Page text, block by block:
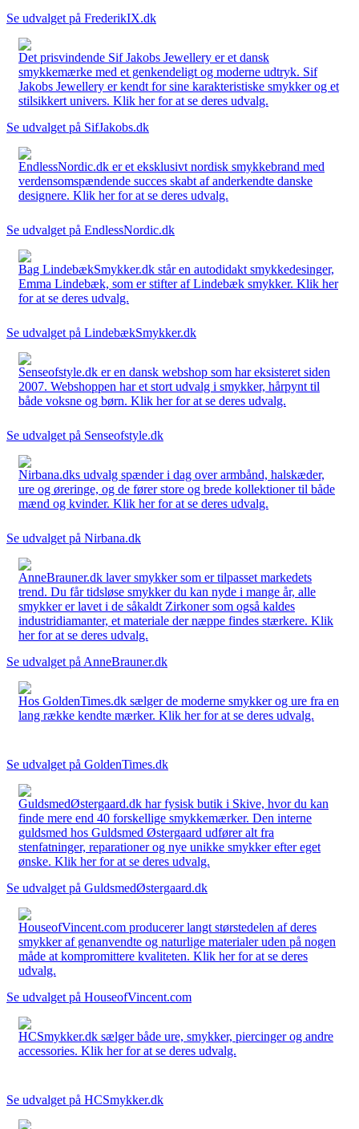
Se udvalget på FrederikIX.dk
Det prisvindende Sif Jakobs Jewellery er et dansk
smykkemærke med et genkendeligt og moderne udtryk. Sif
Jakobs Jewellery er kendt for sine karakteristiske smykker og et
stilsikkert univers. Klik her for at se deres udvalg.
Se udvalget på SifJakobs.dk
EndlessNordic.dk er et eksklusivt nordisk smykkebrand med
verdensomspændende succes skabt af anderkendte danske
designere. Klik her for at se deres udvalg.
Se udvalget på EndlessNordic.dk
Bag LindebækSmykker.dk står en autodidakt smykkedesinger,
Emma Lindebæk, som er stifter af Lindebæk smykker. Klik her
for at se deres udvalg.
Se udvalget på LindebækSmykker.dk
Senseofstyle.dk er en dansk webshop som har eksisteret siden
2007. Webshoppen har et stort udvalg i smykker, hårpynt til
både voksne og børn. Klik her for at se deres udvalg.
Se udvalget på Senseofstyle.dk
Nirbana.dks udvalg spænder i dag over armbånd, halskæder,
ure og øreringe, og de fører store og brede kollektioner til både
mænd og kvinder. Klik her for at se deres udvalg.
Se udvalget på Nirbana.dk
AnneBrauner.dk laver smykker som er tilpasset markedets
trend. Du får tidsløse smykker du kan nyde i mange år, alle
smykker er lavet i de såkaldt Zirkoner som også kaldes
industridiamanter, et materiale der næppe findes stærkere. Klik
her for at se deres udvalg.
Se udvalget på AnneBrauner.dk
Hos GoldenTimes.dk sælger de moderne smykker og ure fra en
lang række kendte mærker. Klik her for at se deres udvalg.
Se udvalget på GoldenTimes.dk
GuldsmedØstergaard.dk har fysisk butik i Skive, hvor du kan
finde mere end 40 forskellige smykkemærker. Den interne
guldsmed hos Guldsmed Østergaard udfører alt fra
stenfatninger, reparationer og nye unikke smykker efter eget
ønske. Klik her for at se deres udvalg.
Se udvalget på GuldsmedØstergaard.dk
HouseofVincent.com producerer langt størstedelen af deres
smykker af genanvendte og naturlige materialer uden på nogen
måde at kompromittere kvaliteten. Klik her for at se deres
udvalg.
Se udvalget på HouseofVincent.com
HCSmykker.dk sælger både ure, smykker, piercinger og andre
accessories. Klik her for at se deres udvalg.
Se udvalget på HCSmykker.dk